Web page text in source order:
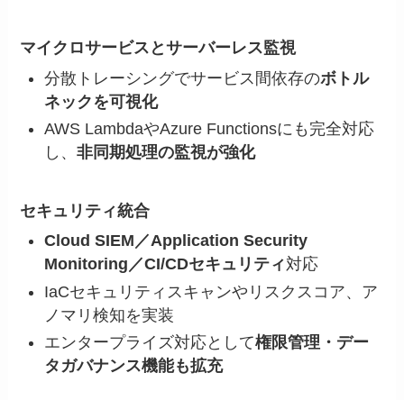
マイクロサービスとサーバーレス監視
分散トレーシングでサービス間依存のボトル
ネックを可視化
AWS LambdaやAzure Functionsにも完全対応
し、非同期処理の監視が強化
セキュリティ統合
Cloud SIEM／Application Security
Monitoring／CI/CDセキュリティ対応
IaCセキュリティスキャンやリスクスコア、ア
ノマリ検知を実装
エンタープライズ対応として権限管理・デー
タガバナンス機能も拡充